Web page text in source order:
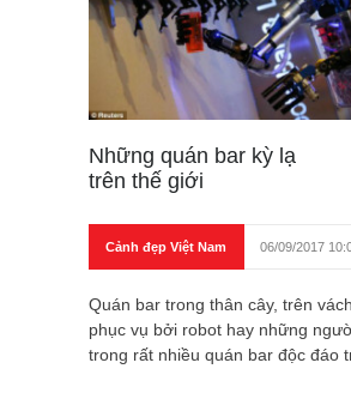
Những quán bar kỳ lạ
trên thế giới
Cảnh đẹp Việt Nam 06/09/2017
Quán bar trong thân cây, trên
phục vụ bởi robot hay những
trong rất nhiều quán bar độc đáo